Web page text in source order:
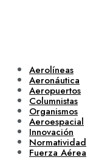
Aerolíneas
Aeronáutica
Aeropuertos
Columnistas
Organismos
Aeroespacial
Innovación
Normatividad
Fuerza Aérea